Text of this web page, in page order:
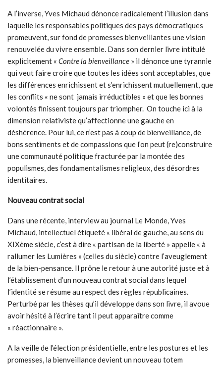
A l’inverse, Yves Michaud dénonce radicalement l’illusion dans
laquelle les responsables politiques des pays démocratiques
promeuvent, sur fond de promesses bienveillantes une vision
renouvelée du vivre ensemble. Dans son dernier livre intitulé
explicitement « Contre la bienveillance » il dénonce une tyrannie
qui veut faire croire que toutes les idées sont acceptables, que
les différences enrichissent et s’enrichissent mutuellement, que
les conflits « ne sont jamais irréductibles » et que les bonnes
volontés finissent toujours par triompher. On touche ici à la
dimension relativiste qu’affectionne une gauche en
déshérence. Pour lui, ce n’est pas à coup de bienveillance, de
bons sentiments et de compassions que l’on peut (re)construire
une communauté politique fracturée par la montée des
populismes, des fondamentalismes religieux, des désordres
identitaires.
Nouveau contrat social
Dans une récente, interview au journal Le Monde, Yves
Michaud, intellectuel étiqueté « libéral de gauche, au sens du
XIXème siècle, c’est à dire « partisan de la liberté » appelle « à
rallumer les Lumières » (celles du siècle) contre l’aveuglement
de la bien-pensance. Il prône le retour à une autorité juste et à
l’établissement d’un nouveau contrat social dans lequel
l’identité se résume au respect des règles républicaines.
Perturbé par les thèses qu’il développe dans son livre, il avoue
avoir hésité à l’écrire tant il peut apparaître comme
« réactionnaire ».
A la veille de l’élection présidentielle, entre les postures et les
promesses, la bienveillance devient un nouveau totem